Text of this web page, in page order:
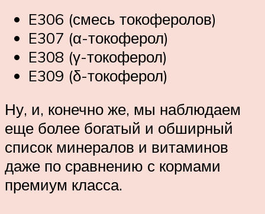
E306 (смесь токоферолов)
E307 (α-токоферол)
E308 (γ-токоферол)
E309 (δ-токоферол)
Ну, и, конечно же, мы наблюдаем
еще более богатый и обширный
список минералов и витаминов
даже по сравнению с кормами
премиум класса.